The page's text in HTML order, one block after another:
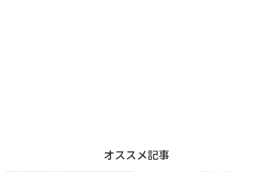
オススメ記事